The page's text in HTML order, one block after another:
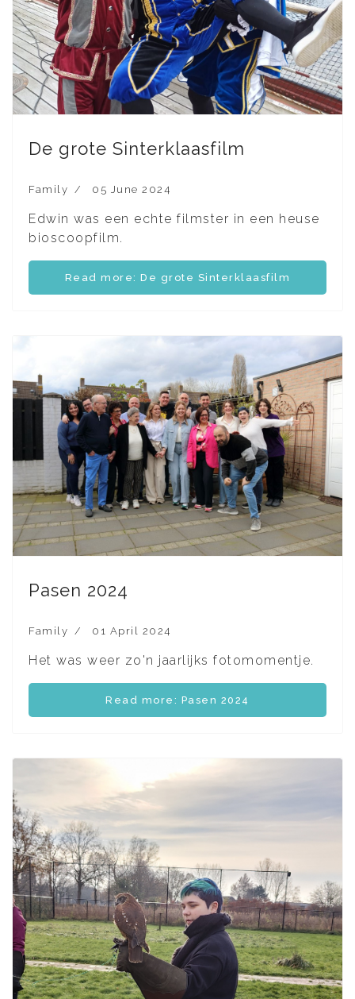
De grote Sinterklaasfilm
Family 05 June 2024
Edwin was een echte filmster in een heuse
bioscoopfilm.
Read more: De grote Sinterklaasfilm
Pasen 2024
Family 01 April 2024
Het was weer zo'n jaarlijks fotomomentje.
Read more: Pasen 2024